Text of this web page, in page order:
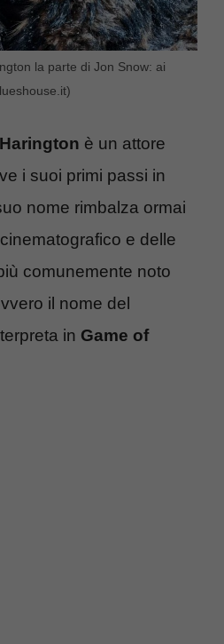
la parte di Jon Snow: ai
è un attore
i suoi primi passi in
nome rimbalza ormai
e delle
comunemente noto
il nome del
in Game of